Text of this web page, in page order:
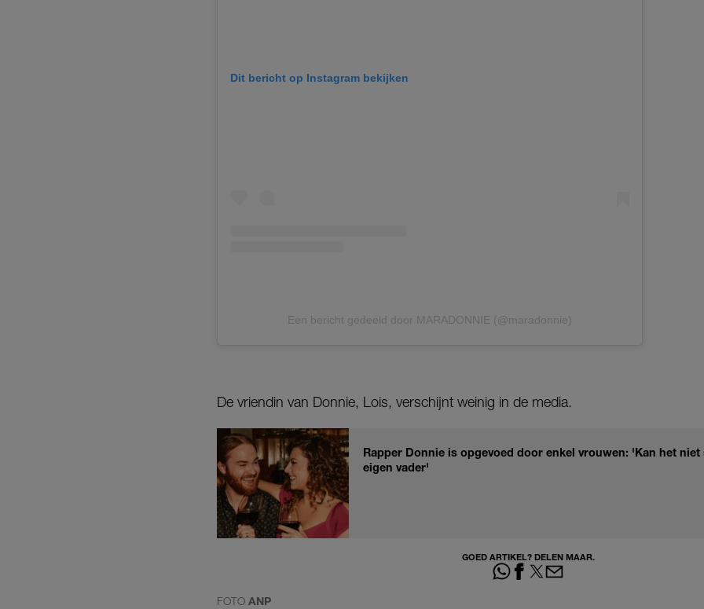
Dit bericht op Instagram bekijken
Een bericht gedeeld door MARADONNIE (@maradonnie)
De vriendin van Donnie, Lois, verschijnt weinig in de media.
Rapper Donnie is opgevoed door enkel vrouwen: 'Kan het
eigen vader'
GOED ARTIKEL? DELEN MAAR.
FOTO ANP